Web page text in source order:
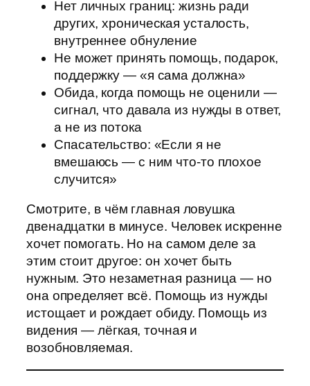
Нет личных границ: жизнь ради
других, хроническая усталость,
внутреннее обнуление
Не может принять помощь, подарок,
поддержку — «я сама должна»
Обида, когда помощь не оценили —
сигнал, что давала из нужды в ответ,
а не из потока
Спасательство: «Если я не
вмешаюсь — с ним что-то плохое
случится»
Смотрите, в чём главная ловушка
двенадцатки в минусе. Человек искренне
хочет помогать. Но на самом деле за
этим стоит другое: он хочет быть
нужным. Это незаметная разница — но
она определяет всё. Помощь из нужды
истощает и рождает обиду. Помощь из
видения — лёгкая, точная и
возобновляемая.